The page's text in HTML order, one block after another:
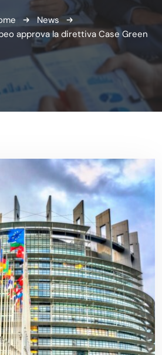
News
approva la direttiva Case Green